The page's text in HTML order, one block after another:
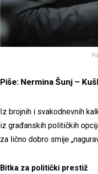
Piše: Nermina Šunj –
Iz brojnih i svakodnevnih
iz građanskih političkih
za lično dobro smije
Bitka za politički prestiž